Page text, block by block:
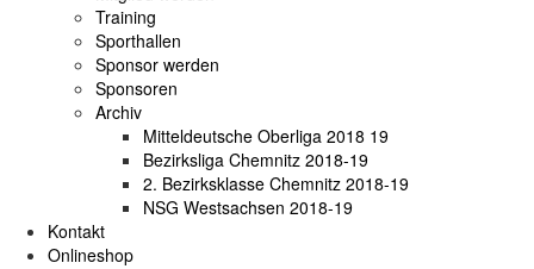
Training
Sporthallen
Sponsor werden
Sponsoren
Archiv
Mitteldeutsche Oberliga 2018 19
Bezirksliga Chemnitz 2018-19
2. Bezirksklasse Chemnitz 2018-19
NSG Westsachsen 2018-19
Kontakt
Onlineshop